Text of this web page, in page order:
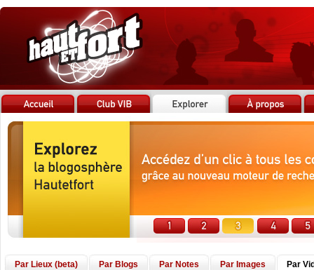
Par Lieux (beta) Par Blogs Par Notes Par Images Par